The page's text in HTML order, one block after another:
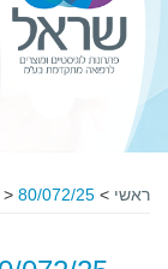
ראשי >
> 80/072/25 | שמואל FROM מכבסת שלג חדרה